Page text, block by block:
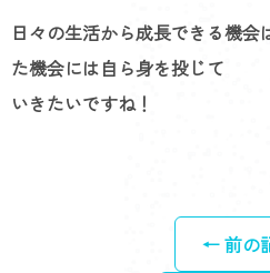
日々の生活から成長できる機会
た機会には自ら身を投じて
いきたいですね！
← 前の